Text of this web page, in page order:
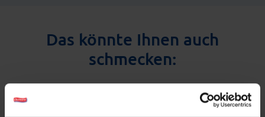
Das könnte Ihnen auch
schmecken: